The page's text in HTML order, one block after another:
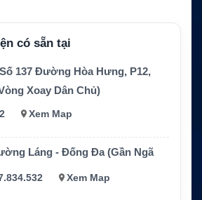
0.3 lb
BP120, BP150, BP180 và
BP250
Radio Shack Pro-90 và 20-
520
CS / Pin thay thế tương thí
ch Radio Shack
có sẵn tại
Số 137 Đường Hòa Hưng, P12,
Xoay Dân Chủ)
Xem Map
Láng - Đống Đa (Gần Ngã
Xem Map